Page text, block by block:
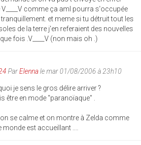
V____V comme ça aml pourra s'occupée
tranquillement. et meme si tu détruit tout les
de la terre j'en referaient des nouvelles
fois .V____V (non mais oh .)
ParElennale mar 01/08/2006 à 23h10
je sens le gros délire arriver ?
être en mode "paranoïaque" .
se calme et on montre à Zelda comme
monde est accueillant ....